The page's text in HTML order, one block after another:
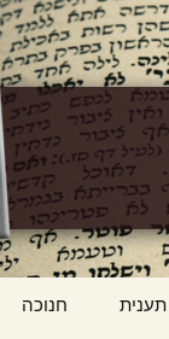
תענית חנוכה